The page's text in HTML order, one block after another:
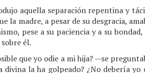
aquella separación repentina y
la madre, a pesar de su desgracia,
pese a su paciencia y a su
él.
que yo odie a mi hija? —se
divina la ha golpeado? ¿No debería